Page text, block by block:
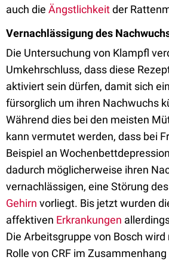
auch die Ängstlichkeitder
Vernachlässigung des
Die Untersuchung von Klampfl
Umkehrschluss, dass diese
aktiviert sein dürfen, damit sich
fürsorglich um ihren Nachwuchs
Während dies bei den meisten
kann vermutet werden, dass bei
Beispiel an
dadurch möglicherweise ihren
vernachlässigen, eine Störung
Gehirn vorliegt. Bis jetzt wurden
affektiven Erkrankungen
Die Arbeitsgruppe von Bosch
Rolle von CRF im